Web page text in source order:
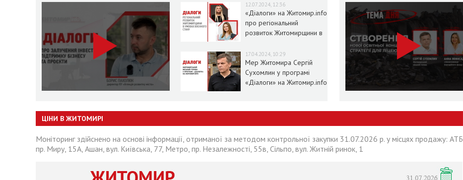
12.07.2024, 12:36
«Діалоги» на Житомир.info
про регіональний
розвиток Житомирщини в
17.04.2024, 10:29
Мер Житомира Сергій
Сухомлин у програмі
«Діалоги» на Житомир.info
ЦІНИ В ЖИТОМИРІ
Моніторинг здійснено на основі інформації, отриманої за методом контрольної закупки 31.07.2026 р. у місцях продажу: АТБ,
пр. Миру, 15А, Ашан, вул. Київська, 77, Метро, пр. Незалежності, 55в, Сільпо, вул. Житній ринок, 1